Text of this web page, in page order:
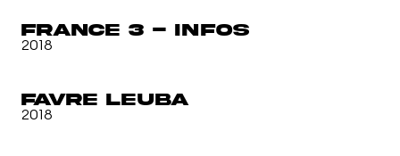
France 3 - Infos
2018
FAVRE LEUBA
2018